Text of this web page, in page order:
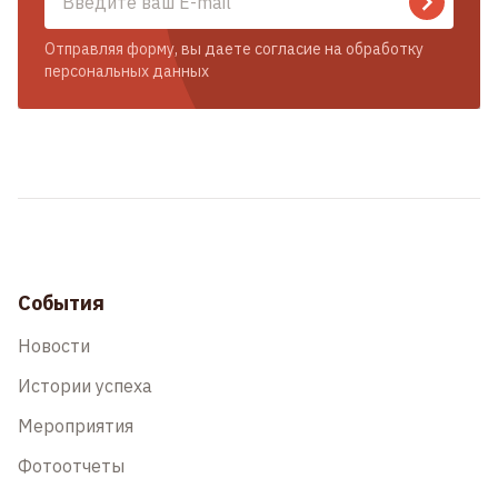
Отправляя форму, вы даете согласие на обработку
персональных данных
События
Новости
Истории успеха
Мероприятия
Фотоотчеты